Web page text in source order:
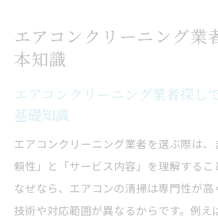
ポイント
初心者にも安心なエアコンクリ
者の特徴
納得できる業者探しのポイントを解
エアコンクリーニングで満足
探しの秘訣
口コミや評判を活かしたエア
ング業者の選び方
エアコンクリーニング業
本知識
エアコンクリーニング業者探し
基礎知識
エアコンクリーニング業者を選ぶ際は、
頼性」と「サービス内容」を理解するこ
なぜなら、エアコンの清掃は専門性が高
技術や対応範囲が異なるからです。例え